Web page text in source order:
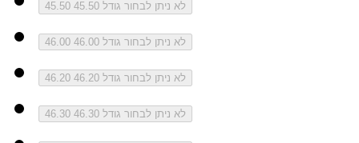
45.50 לא ניתן לבחור גודל 45.50
46.00 לא ניתן לבחור גודל 46.00
46.20 לא ניתן לבחור גודל 46.20
46.30 לא ניתן לבחור גודל 46.30